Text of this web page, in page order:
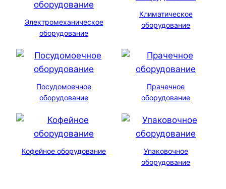
Электромеханическое
оборудование
Климатическое
оборудование
Посудомоечное
оборудование
Прачечное
оборудование
Кофейное оборудование
Упаковочное
оборудование